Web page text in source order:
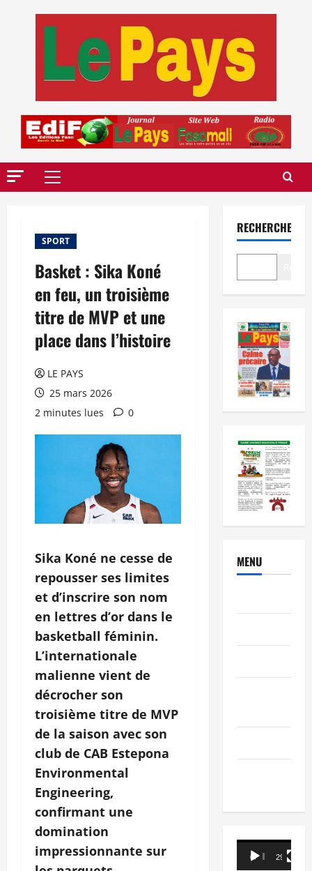
Menu
SPORT
Basket : Sika Koné
en feu, un troisième
titre de MVP et une
place dans l’histoire
LE PAYS
25 mars 2026
2 minutes lues
0
Sika Koné ne cesse de
repousser ses limites
et d’inscrire son nom
en lettres d’or dans le
basketball féminin.
L’internationale
malienne vient de
décrocher son
troisième titre de MVP
de la saison avec son
club de CAB Estepona
Environmental
Engineering,
confirmant une
domination
impressionnante sur
RECHERCHER
MENU
Lecteur
vidéo
00:00 29:21